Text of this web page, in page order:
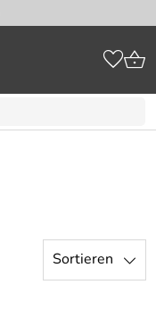
Sortieren